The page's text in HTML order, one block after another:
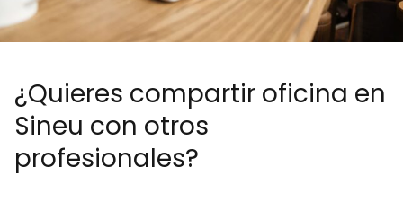
¿Quieres compartir oficina en
Sineu con otros
profesionales?